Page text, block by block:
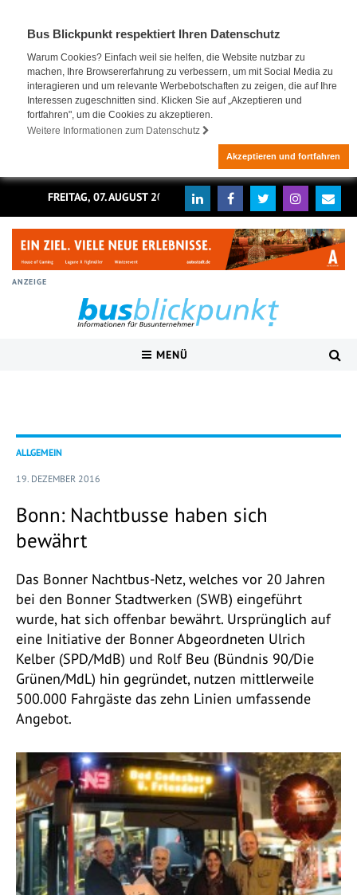
Bus Blickpunkt respektiert Ihren Datenschutz
Warum Cookies? Einfach weil sie helfen, die Website nutzbar zu
machen, Ihre Browsererfahrung zu verbessern, um mit Social Media zu
interagieren und um relevante Werbebotschaften zu zeigen, die auf Ihre
Interessen zugeschnitten sind. Klicken Sie auf „Akzeptieren und
fortfahren", um die Cookies zu akzeptieren.
Weitere Informationen zum Datenschutz
Akzeptieren und fortfahren
FREITAG, 07. AUGUST 2026
ANZEIGE
MENÜ
ALLGEMEIN
19. DEZEMBER 2016
Bonn: Nachtbusse haben sich
bewährt
Das Bonner Nachtbus-Netz, welches vor 20 Jahren
bei den Bonner Stadtwerken (SWB) eingeführt
wurde, hat sich offenbar bewährt. Ursprünglich auf
eine Initiative der Bonner Abgeordneten Ulrich
Kelber (SPD/MdB) und Rolf Beu (Bündnis 90/Die
Grünen/MdL) hin gegründet, nutzen mittlerweile
500.000 Fahrgäste das zehn Linien umfassende
Angebot.